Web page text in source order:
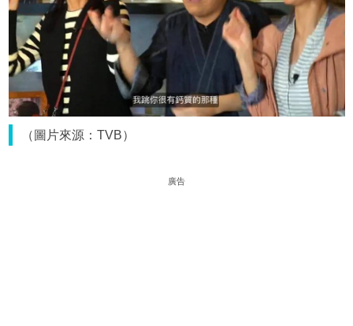
（圖片來源：TVB）
廣告